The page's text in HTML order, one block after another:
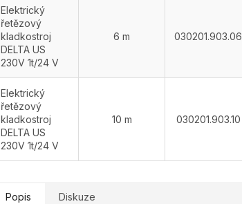
Elektrický
řetězový
kladkostroj
DELTA US
230V 1t/24 V
6 m 030201.903.06
Elektrický
řetězový
kladkostroj
DELTA US
230V 1t/24 V
10 m 030201.903.10
Popis Diskuze